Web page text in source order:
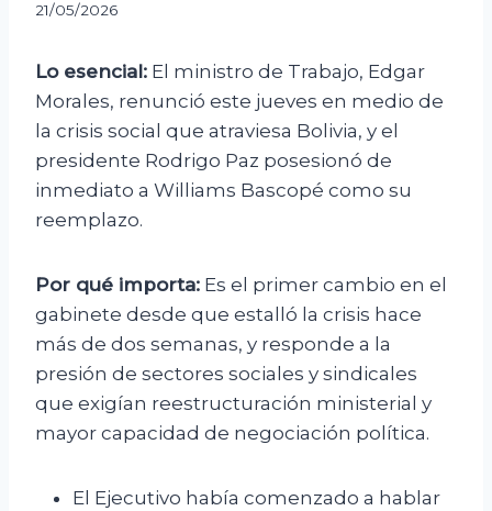
21/05/2026
Lo esencial: El ministro de Trabajo, Edgar
Morales, renunció este jueves en medio de
la crisis social que atraviesa Bolivia, y el
presidente Rodrigo Paz posesionó de
inmediato a Williams Bascopé como su
reemplazo.
Por qué importa: Es el primer cambio en el
gabinete desde que estalló la crisis hace
más de dos semanas, y responde a la
presión de sectores sociales y sindicales
que exigían reestructuración ministerial y
mayor capacidad de negociación política.
El Ejecutivo había comenzado a hablar